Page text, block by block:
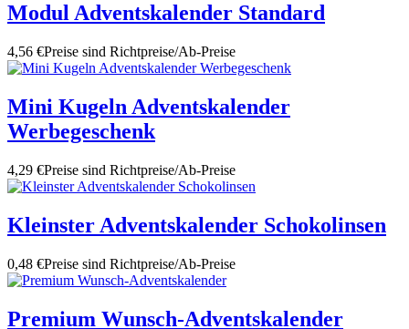
Modul Adventskalender Standard
4,56 €Preise sind Richtpreise/Ab-Preise
Mini Kugeln Adventskalender
Werbegeschenk
4,29 €Preise sind Richtpreise/Ab-Preise
Kleinster Adventskalender Schokolinsen
0,48 €Preise sind Richtpreise/Ab-Preise
Premium Wunsch-Adventskalender